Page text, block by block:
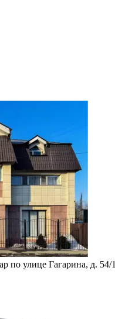
по улице Гагарина, д. 54/1